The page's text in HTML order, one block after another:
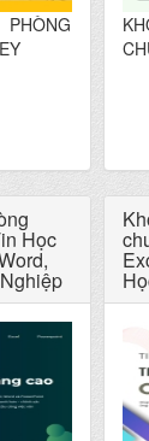
Học